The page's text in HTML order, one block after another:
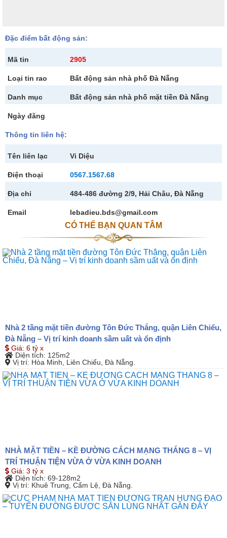
Đặc điểm bất động sản:
Mã tin 2905
Loại tin rao Bất động sản nhà phố Đà Nẵng
Danh mục Bất động sản nhà phố mặt tiền Đà Nẵng
Ngày đăng
Thông tin liên hệ:
Tên liên lạc Vi Diệu
Điện thoại 0567.1567.68
Địa chỉ 484-486 đường 2/9, Hải Châu, Đà Nẵng
Email lebadieu.bds@gmail.com
CÓ THỂ BẠN QUAN TÂM
Nhà 2 tầng mặt tiền đường Tôn Đức Thắng, quận Liên Chiểu,
Đà Nẵng – Vị trí kinh doanh sầm uất và ổn định
Giá: 6 tỷ x
Diện tích: 125m2
Vị trí: Hòa Minh, Liên Chiểu, Đà Nẵng.
NHÀ MẶT TIỀN – KỀ ĐƯỜNG CÁCH MẠNG THÁNG 8 – VỊ
TRÍ THUẬN TIỆN VỪA Ở VỪA KINH DOANH
Giá: 3 tỷ x
Diện tích: 69-128m2
Vị trí: Khuê Trung, Cẩm Lệ, Đà Nẵng.